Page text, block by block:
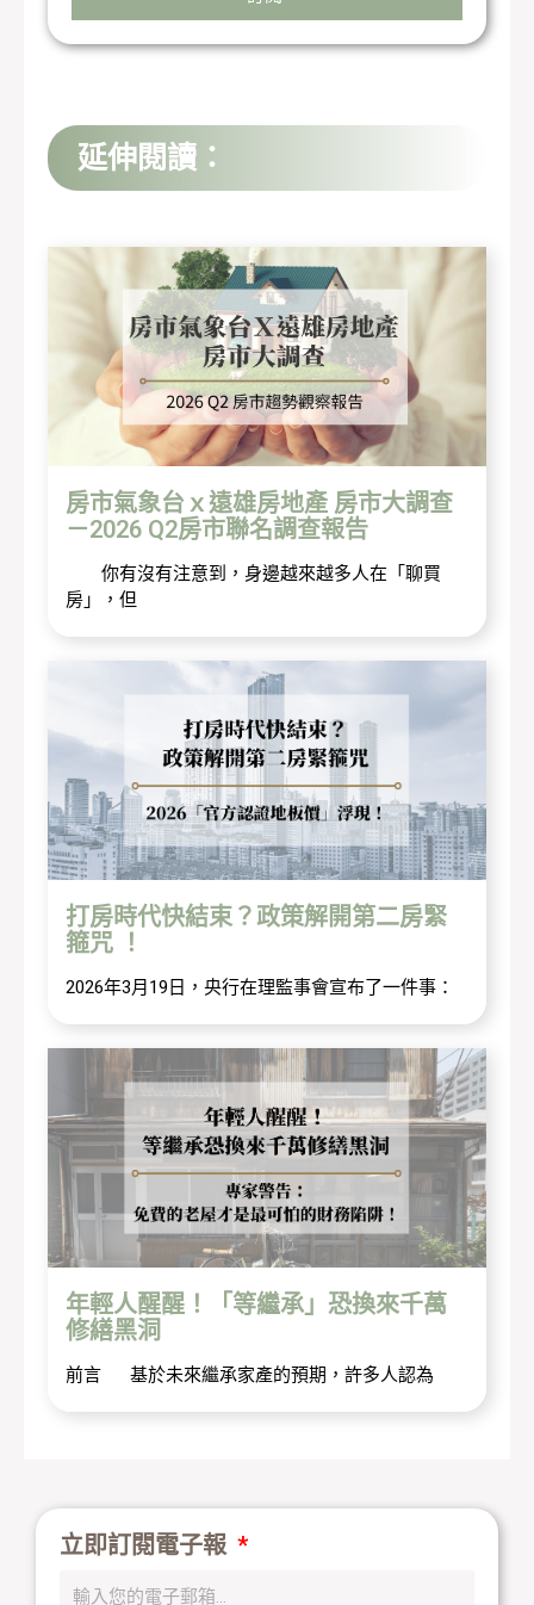
延伸閱讀：
房市氣象台ｘ遠雄房地產 房市大調查
－2026 Q2房市聯名調查報告
你有沒有注意到，身邊越來越多人在「聊買
房」，但
打房時代快結束？政策解開第二房緊
箍咒 ！
2026年3月19日，央行在理監事會宣布了一件事：
年輕人醒醒！「等繼承」恐換來千萬
修繕黑洞
前言 基於未來繼承家產的預期，許多人認為
立即訂閱電子報